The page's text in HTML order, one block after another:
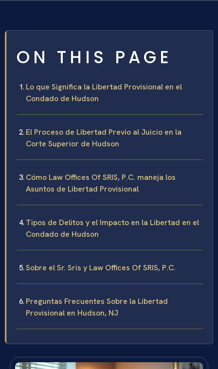
ON THIS PAGE
Lo que Significa la Libertad Provisional en el
Condado de Hudson
El Proceso de Libertad Previo al Juicio en la
Corte Superior de Hudson
Cómo Law Offices Of SRIS, P.C. maneja los
Asuntos de Libertad Provisional
Tipos de Delitos y el Impacto en la Libertad en el
Condado de Hudson
Sobre el Sr. Sris y Law Offices Of SRIS, P.C.
Preguntas Frecuentes Sobre la Libertad
Provisional en Hudson, NJ